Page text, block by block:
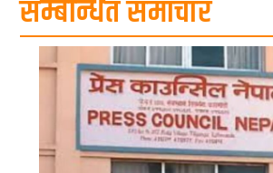
सम्बन्धित समाचार